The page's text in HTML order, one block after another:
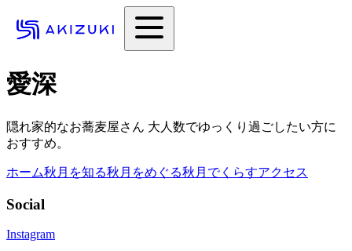
愛深
隠れ家的なお蕎麦屋さん 大人数でゆっくり過ごしたい方に
おすすめ。
ホーム秋月を知る秋月をめぐる秋月でくらすアクセス
Social
Instagram